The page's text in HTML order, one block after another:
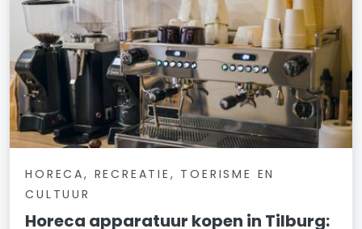
HORECA, RECREATIE, TOERISME EN
CULTUUR
Horeca apparatuur kopen in Tilburg: